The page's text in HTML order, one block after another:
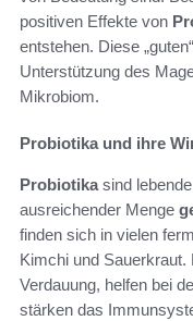
positiven Effekte von
entstehen. Diese
Unterstützung des
Mikrobiom.
Probiotika und ihre
Probiotikasind
ausreichender Menge
finden sich in vielen
Kimchi und
Verdauung, helfen bei
stärken das